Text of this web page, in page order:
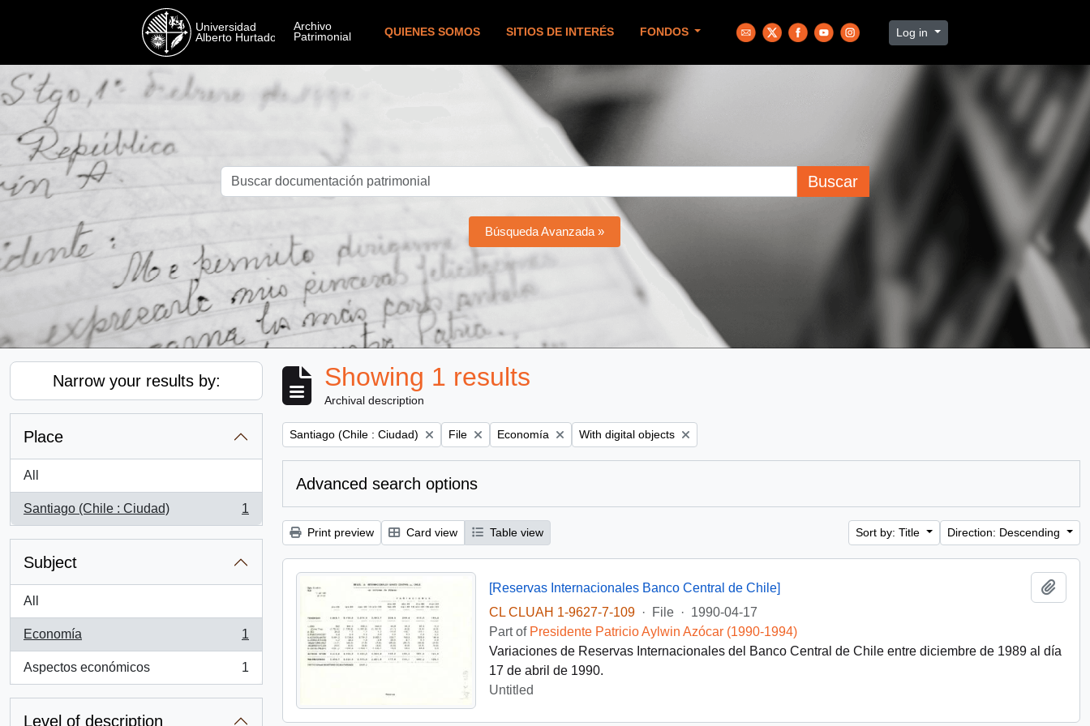
QUIENES SOMOS SITIOS DE INTERÉS FONDOS Log in
Buscar
Búsqueda Avanzada »
Narrow your results by:
Place
All
Santiago (Chile : Ciudad)
, 1 results
1
Subject
All
Economía
, 1 results
1
Aspectos económicos
, 1 results
1
Level of description
Showing 1 results
Archival description
Remove filter:
Santiago (Chile : Ciudad) Remove filter:
File Remove filter:
Economía Remove filter:
With digital objects
Advanced search options
Print preview Card view Table view Sort by: Title Direction: Descending
[Reservas Internacionales Banco Central de Chile]
CL CLUAH 1-9627-7-109
· File · 1990-04-17
Part of Presidente Patricio Aylwin Azócar (1990-1994)
Variaciones de Reservas Internacionales del Banco Central de Chile entre diciembre de 1989 al día
17 de abril de 1990.
Untitled